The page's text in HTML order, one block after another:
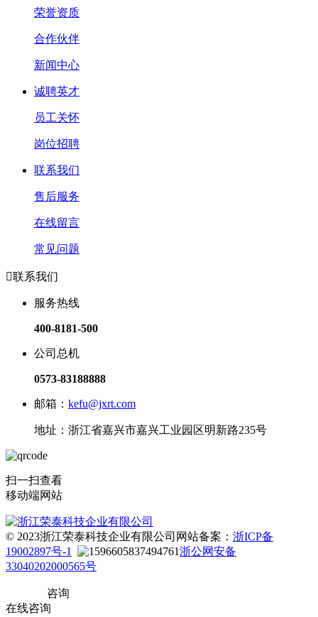
荣誉资质
合作伙伴
新闻中心
诚聘英才
员工关怀
岗位招聘
联系我们
售后服务
在线留言
常见问题
联系我们
服务热线
400-8181-500
公司总机
0573-83188888
邮箱： kefu@jxrt.com
地址：浙江省嘉兴市嘉兴工业园区明新路235号
扫一扫查看
移动端网站
© 2023浙江荣泰科技企业有限公司 网站备案： 浙ICP备
19002897号-1
浙公网安备
33040202000565号
咨询
在线咨询